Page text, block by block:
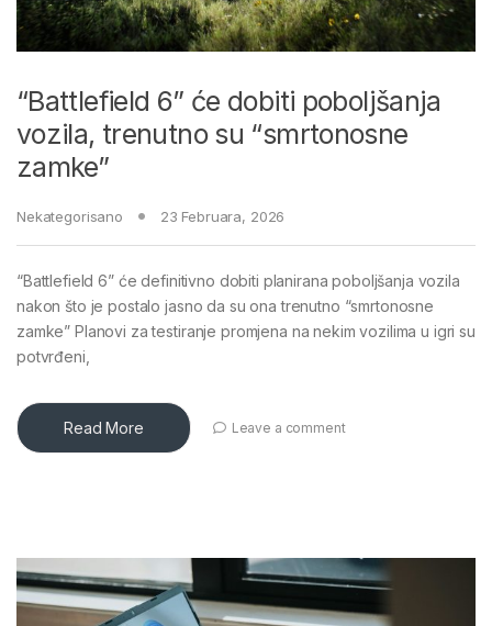
“Battlefield 6” će dobiti poboljšanja
vozila, trenutno su “smrtonosne
zamke”
Nekategorisano 23 Februara, 2026
“Battlefield 6” će definitivno dobiti planirana poboljšanja vozila
nakon što je postalo jasno da su ona trenutno “smrtonosne
zamke” Planovi za testiranje promjena na nekim vozilima u igri su
potvrđeni,
Read More Leave a comment